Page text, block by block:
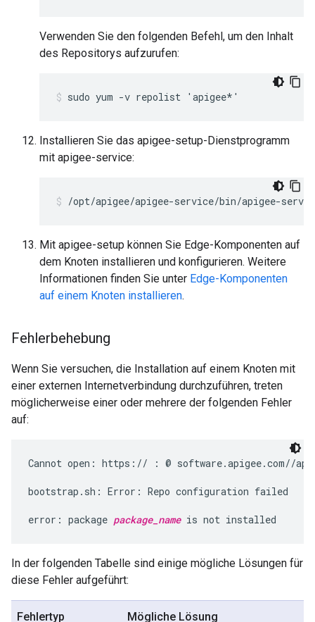
Verwenden Sie den folgenden Befehl, um den Inhalt
des Repositorys aufzurufen:
sudo yum -v repolist 'apigee*'
Installieren Sie das apigee-setup-Dienstprogramm
mit apigee-service:
/opt/apigee/apigee-service/bin/apigee-
Mit apigee-setup können Sie Edge-Komponenten auf
dem Knoten installieren und konfigurieren. Weitere
Informationen finden Sie unter Edge-Komponenten
auf einem Knoten installieren.
Fehlerbehebung
Wenn Sie versuchen, die Installation auf einem Knoten mit
einer externen Internetverbindung durchzuführen, treten
möglicherweise einer oder mehrere der folgenden Fehler
auf:
Cannot open: https:// : @ software.apigee.com//
bootstrap.sh: Error: Repo configuration failed
error: package package_name is not installed
In der folgenden Tabelle sind einige mögliche Lösungen für
diese Fehler aufgeführt:
Fehlertyp Mögliche Lösung